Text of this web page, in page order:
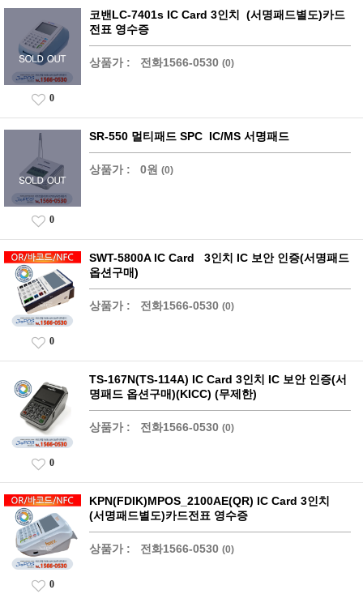
코밴LC-7401s IC Card 3인치 (서명패드별도)카드
전표 영수증
상품가 : 전화1566-0530 (0)
0
SR-550 멀티패드 SPC IC/MS 서명패드
상품가 : 0원 (0)
0
SWT-5800A IC Card 3인치 IC 보안 인증(서명패드
옵션구매)
상품가 : 전화1566-0530 (0)
0
TS-167N(TS-114A) IC Card 3인치 IC 보안 인증(서
명패드 옵션구매)(KICC) (무제한)
상품가 : 전화1566-0530 (0)
0
KPN(FDIK)MPOS_2100AE(QR) IC Card 3인치
(서명패드별도)카드전표 영수증
상품가 : 전화1566-0530 (0)
0